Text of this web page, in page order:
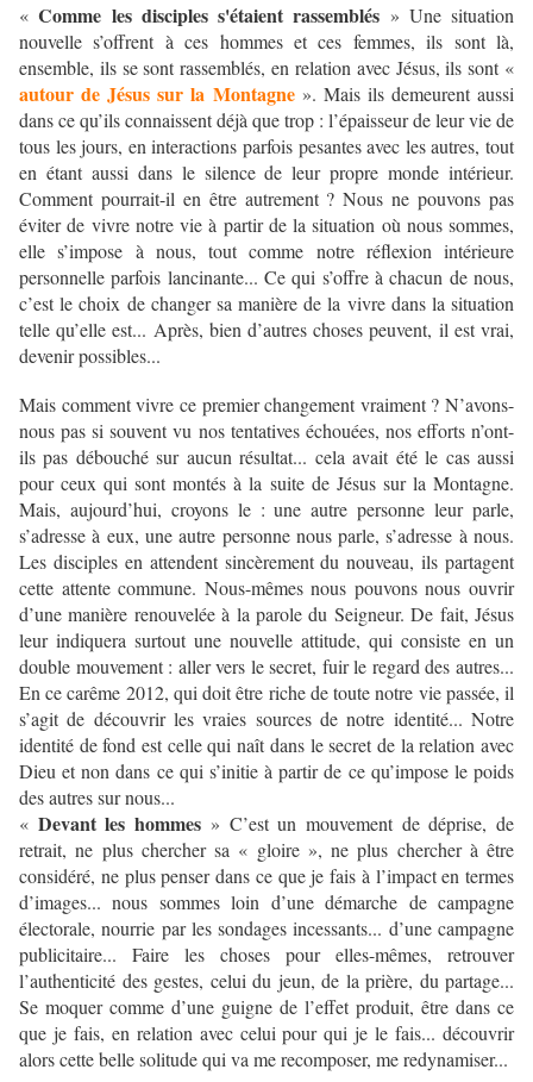
«Comme les disciples s'étaient rassemblés » Une situation
nouvelle s’offrent à ces hommes et ces femmes, ils sont là,
ensemble, ils se sont rassemblés, en relation avec Jésus, ils sont «
autour de Jésus sur la Montagne». Mais ils demeurent aussi
dans ce qu’ils connaissent déjà que trop : l’épaisseur de leur vie de
tous les jours, en interactions parfois pesantes avec les autres, tout
en étant aussi dans le silence de leur propre monde intérieur.
Comment pourrait-il en être autrement ? Nous ne pouvons pas
éviter de vivre notre vie à partir de la situation où nous sommes,
elle s’impose à nous, tout comme notre réflexion intérieure
personnelle parfois lancinante... Ce qui s’offre à chacun de nous,
c’est le choix de changer sa manière de la vivre dans la situation
telle qu’elle est... Après, bien d’autres choses peuvent, il est vrai,
devenir possibles...
Mais comment vivre ce premier changement vraiment ? N’avons-
nous pas si souvent vu nos tentatives échouées, nos efforts n’ont-
ils pas débouché sur aucun résultat... cela avait été le cas aussi
pour ceux qui sont montés à la suite de Jésus sur la Montagne.
Mais, aujourd’hui, croyons le : une autre personne leur parle,
s’adresse à eux, une autre personne nous parle, s’adresse à nous.
Les disciples en attendent sincèrement du nouveau, ils partagent
cette attente commune. Nous-mêmes nous pouvons nous ouvrir
d’une manière renouvelée à la parole du Seigneur. De fait, Jésus
leur indiquera surtout une nouvelle attitude, qui consiste en un
double mouvement : aller vers le secret, fuir le regard des autres...
En ce carême 2012, qui doit être riche de toute notre vie passée, il
s’agit de découvrir les vraies sources de notre identité... Notre
identité de fond est celle qui naît dans le secret de la relation avec
Dieu et non dans ce qui s’initie à partir de ce qu’impose le poids
des autres sur nous...
« Devant les hommes » C’est un mouvement de déprise, de
retrait, ne plus chercher sa « gloire », ne plus chercher à être
considéré, ne plus penser dans ce que je fais à l’impact en termes
d’images... nous sommes loin d’une démarche de campagne
électorale, nourrie par les sondages incessants... d’une campagne
publicitaire... Faire les choses pour elles-mêmes, retrouver
l’authenticité des gestes, celui du jeun, de la prière, du partage...
Se moquer comme d’une guigne de l’effet produit, être dans ce
que je fais, en relation avec celui pour qui je le fais... découvrir
alors cette belle solitude qui va me recomposer, me redynamiser...